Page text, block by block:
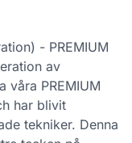
- PREMIUM
av
våra PREMIUM
har blivit
tekniker. Denna